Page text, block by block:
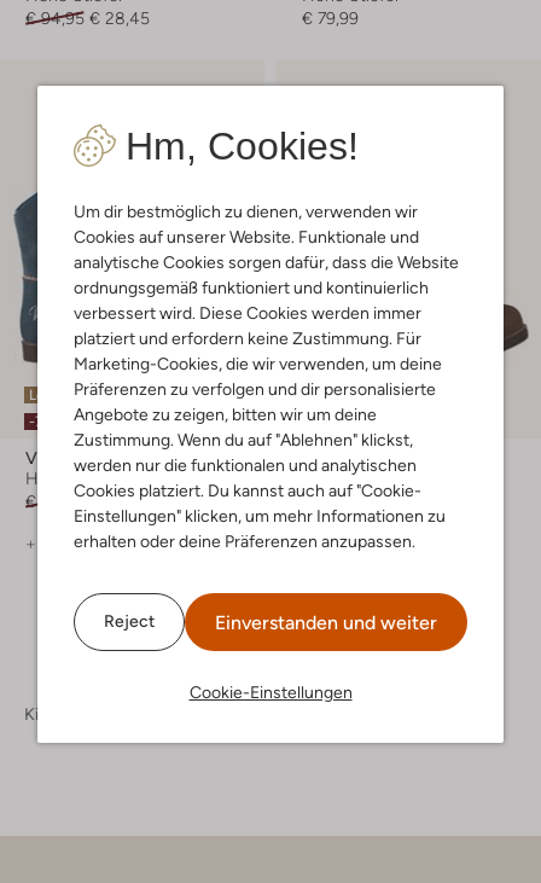
Hm, Cookies!
Um dir bestmöglich zu dienen, verwenden wir
Cookies auf unserer Website. Funktionale und
analytische Cookies sorgen dafür, dass die Website
ordnungsgemäß funktioniert und kontinuierlich
verbessert wird. Diese Cookies werden immer
platziert und erfordern keine Zustimmung. Für
Marketing-Cookies, die wir verwenden, um deine
Präferenzen zu verfolgen und dir personalisierte
Angebote zu zeigen, bitten wir um deine
Zustimmung. Wenn du auf "Ablehnen" klickst,
werden nur die funktionalen und analytischen
Cookies platziert. Du kannst auch auf "Cookie-
Einstellungen" klicken, um mehr Informationen zu
erhalten oder deine Präferenzen anzupassen.
Reject Einverstanden und weiter
Cookie-Einstellungen
€ 94,95 € 28,45
€ 79,99
Letzter Artikel
-70%
Vingino
Hohe Stiefel
€ 79,95 € 23,95
+ mehr farben
Letzter Artikel
-70%
Vingino
Hohe Stiefel
€ 79,95
€ 23,95
+ mehr farben
Kinderschuhe